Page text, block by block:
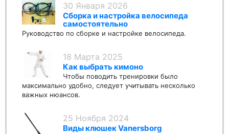
30 Января 2026
Сборка и настройка велосипеда
самостоятельно
Руководство по сборке и настройке велосипеда.
18 Марта 2025
Как выбрать кимоно
Чтобы поводить тренировки было
максимально удобно, следует учитывать несколько
важных нюансов.
25 Ноября 2024
Виды клюшек Vanersborg